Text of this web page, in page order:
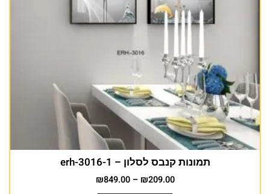
תמונות קנבס לסלון – erh-3016-1
₪209.00
–
₪849.00